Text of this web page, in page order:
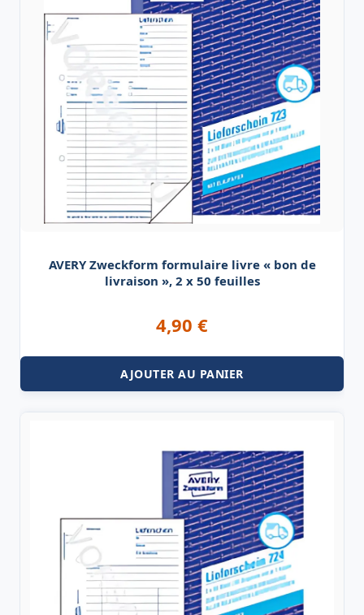
AVERY Zweckform formulaire livre « bon de
livraison », 2 x 50 feuilles
4,90 €
AJOUTER AU PANIER